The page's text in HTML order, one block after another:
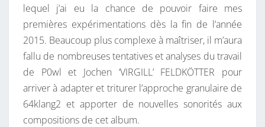
lequel j’ai eu la chance de pouvoir faire mes
premières expérimentations dès la fin de l’année
2015. Beaucoup plus complexe à maîtriser, il m’aura
fallu de nombreuses tentatives et analyses du travail
de P0wl et Jochen ‘VIRGILL’ FELDKÖTTER pour
arriver à adapter et triturer l’approche granulaire de
64klang2 et apporter de nouvelles sonorités aux
compositions de cet album.